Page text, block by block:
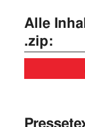
Alle
.zip: